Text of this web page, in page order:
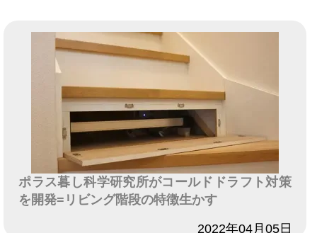
ポラス暮し科学研究所がコールドドラフト対策
を開発=リビング階段の特徴生かす
2022年04月05日